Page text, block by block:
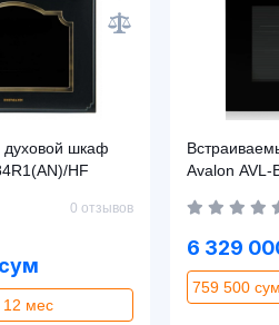
духовой шкаф
HF
0 отзывов
12 мес
Avalon AVL-
6 329
759 500